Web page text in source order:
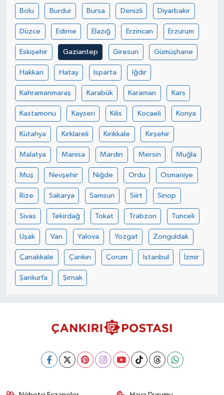
Bolu Burdur Bursa Denizli Diyarbakır
Düzce Edirne Elazığ Erzincan Erzurum
Eskişehir Gaziantep Giresun Gümüşhane
Hakkari Hatay Isparta Iğdır
Kahramanmaraş Karabük Karaman Kars
Kastamonu Kayseri Kilis Kocaeli Konya
Kütahya Kırklareli Kırıkkale Kırşehir
Malatya Manisa Mardin Mersin Muğla
Muş Nevşehir Niğde Ordu Osmaniye
Rize Sakarya Samsun Siirt Sinop
Sivas Tekirdağ Tokat Trabzon Tunceli
Uşak Van Yalova Yozgat Zonguldak
Çanakkale Çankırı Çorum İstanbul İzmir
Şanlıurfa Şırnak